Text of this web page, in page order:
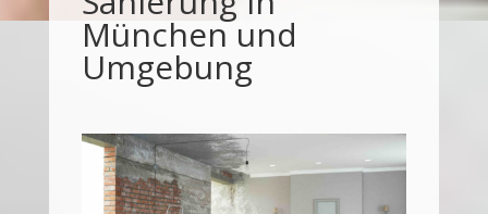
München und
Umgebung